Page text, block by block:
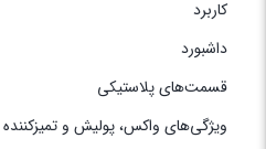
کاربرد
داشبورد
قسمت‌های پلاستیکی
ویژگی‌های واکس، پولیش و تمیزکننده